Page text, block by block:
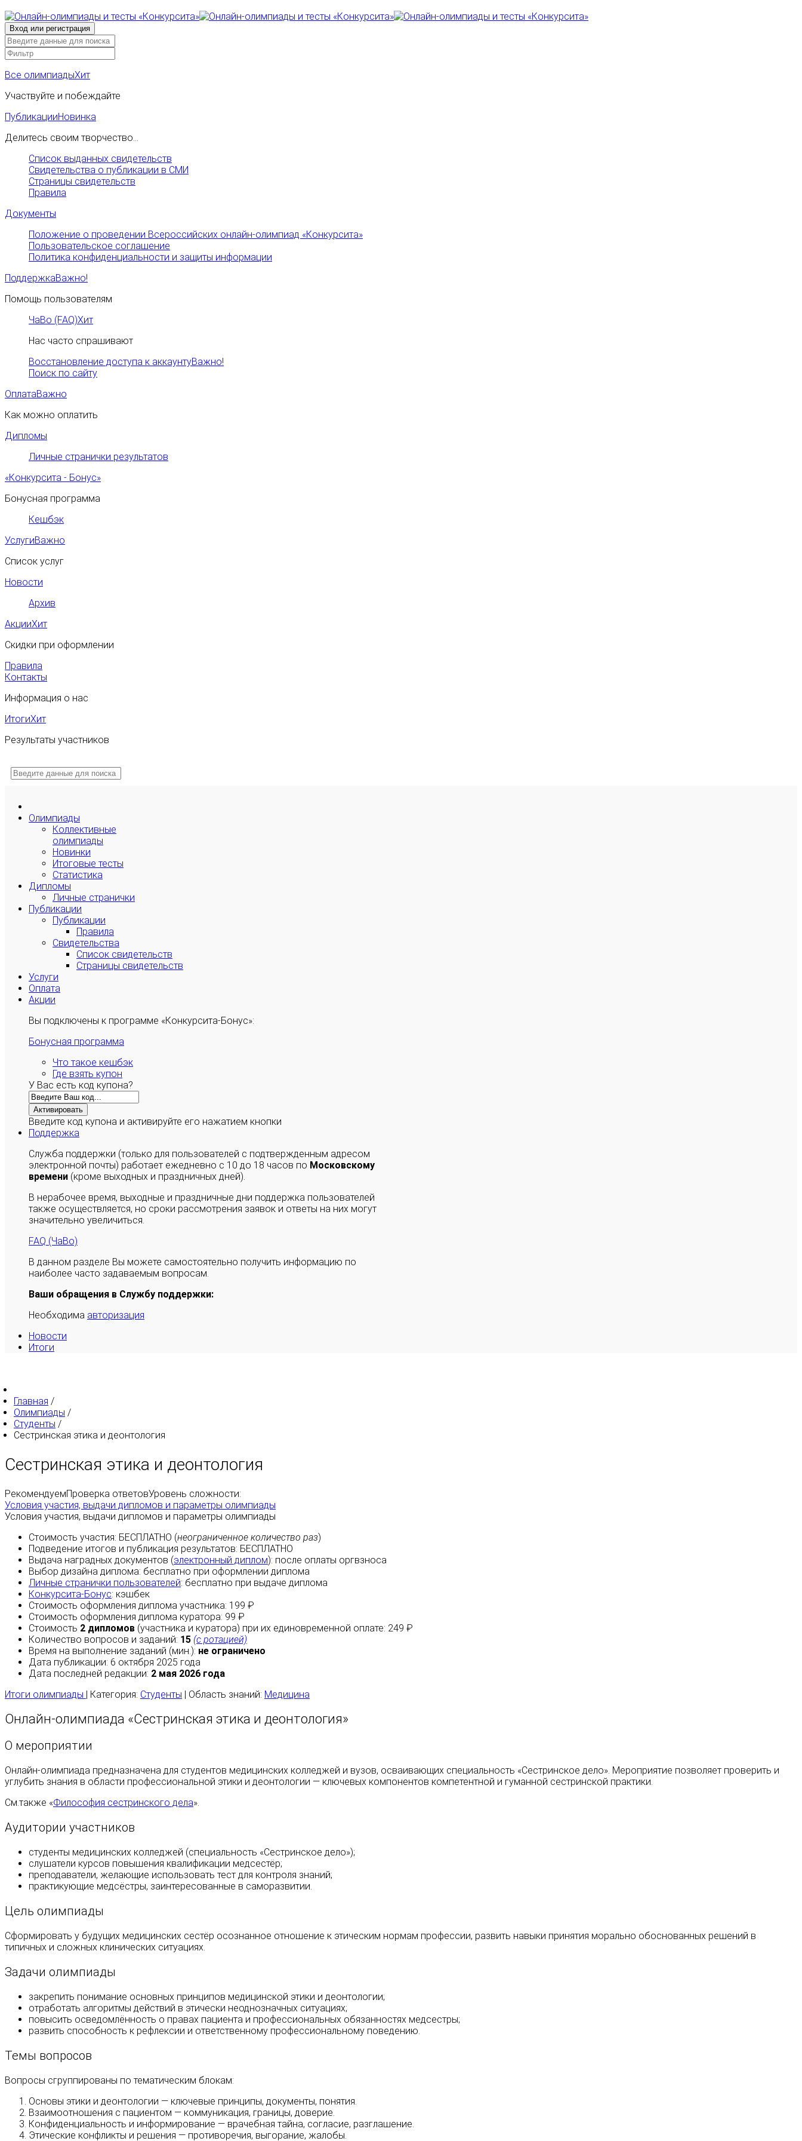
Все олимпиадыХит
Участвуйте и побеждайте
ПубликацииНовинка
Делитесь своим творчество...
Список выданных свидетельств
Свидетельства о публикации в СМИ
Страницы свидетельств
Правила
Документы
Положение о проведении Всероссийских онлайн-олимпиад «Конкурсита»
Пользовательское соглашение
Политика конфиденциальности и защиты информации
ПоддержкаВажно!
Помощь пользователям
ЧаВо (FAQ)Хит
Нас часто спрашивают
Восстановление доступа к аккаунтуВажно!
Поиск по сайту
ОплатаВажно
Как можно оплатить
Дипломы
Личные странички результатов
«Конкурсита - Бонус»
Бонусная программа
Кешбэк
УслугиВажно
Список услуг
Новости
Архив
АкцииХит
Скидки при оформлении
Правила
Контакты
Информация о нас
ИтогиХит
Результаты участников
Олимпиады
Коллективные
олимпиады
Новинки
Итоговые тесты
Статистика
Дипломы
Личные странички
Публикации
Публикации
Правила
Свидетельства
Список свидетельств
Страницы свидетельств
Услуги
Оплата
Акции
Вы подключены к программе «Конкурсита-Бонус»:
Бонусная программа
Что такое кешбэк
Где взять купон
У Вас есть код купона?
Активировать
Введите код купона и активируйте его нажатием кнопки
Поддержка
Служба поддержки (только для пользователей с подтвержденным адресом
электронной почты) работает ежедневно с 10 до 18 часов по Московскому
времени (кроме выходных и праздничных дней).
В нерабочее время, выходные и праздничные дни поддержка пользователей
также осуществляется, но сроки рассмотрения заявок и ответы на них могут
значительно увеличиться.
FAQ (ЧаВо)
В данном разделе Вы можете самостоятельно получить информацию по
наиболее часто задаваемым вопросам.
Ваши обращения в Службу поддержки:
Необходима авторизация
Новости
Итоги
Главная /
Олимпиады /
Студенты /
Сестринская этика и деонтология
Сестринская этика и деонтология
РекомендуемПроверка ответовУровень сложности:
Условия участия, выдачи дипломов и параметры олимпиады
Условия участия, выдачи дипломов и параметры олимпиады
Стоимость участия: БЕСПЛАТНО (неограниченное количество раз)
Подведение итогов и публикация результатов: БЕСПЛАТНО
Выдача наградных документов (электронный диплом): после оплаты оргвзноса
Выбор дизайна диплома: бесплатно при оформлении диплома
Личные странички пользователей: бесплатно при выдаче диплома
Конкурсита-Бонус: кэшбек
Стоимость оформления диплома участника: 199 ₽
Стоимость оформления диплома куратора: 99 ₽
Стоимость 2 дипломов (участника и куратора) при их единовременной оплате: 249 ₽
Количество вопросов и заданий: 15 (с ротацией)
Время на выполнение заданий (мин.): не ограничено
Дата публикации: 6 октября 2025 года
Дата последней редакции: 2 мая 2026 года
Итоги олимпиады
| Категория: Студенты | Область знаний: Медицина
Онлайн‑олимпиада «Сестринская этика и деонтология»
О мероприятии
Онлайн‑олимпиада предназначена для студентов медицинских колледжей и вузов, осваивающих специальность «Сестринское дело». Мероприятие позволяет проверить и
углубить знания в области профессиональной этики и деонтологии — ключевых компонентов компетентной и гуманной сестринской практики.
См.также «Философия сестринского дела».
Аудитории участников
студенты медицинских колледжей (специальность «Сестринское дело»);
слушатели курсов повышения квалификации медсестёр;
преподаватели, желающие использовать тест для контроля знаний;
практикующие медсёстры, заинтересованные в саморазвитии.
Цель олимпиады
Сформировать у будущих медицинских сестёр осознанное отношение к этическим нормам профессии, развить навыки принятия морально обоснованных решений в
типичных и сложных клинических ситуациях.
Задачи олимпиады
закрепить понимание основных принципов медицинской этики и деонтологии;
отработать алгоритмы действий в этически неоднозначных ситуациях;
повысить осведомлённость о правах пациента и профессиональных обязанностях медсестры;
развить способность к рефлексии и ответственному профессиональному поведению.
Темы вопросов
Вопросы сгруппированы по тематическим блокам:
Основы этики и деонтологии — ключевые принципы, документы, понятия.
Взаимоотношения с пациентом — коммуникация, границы, доверие.
Конфиденциальность и информирование — врачебная тайна, согласие, разглашение.
Этические конфликты и решения — противоречия, выгорание, жалобы.